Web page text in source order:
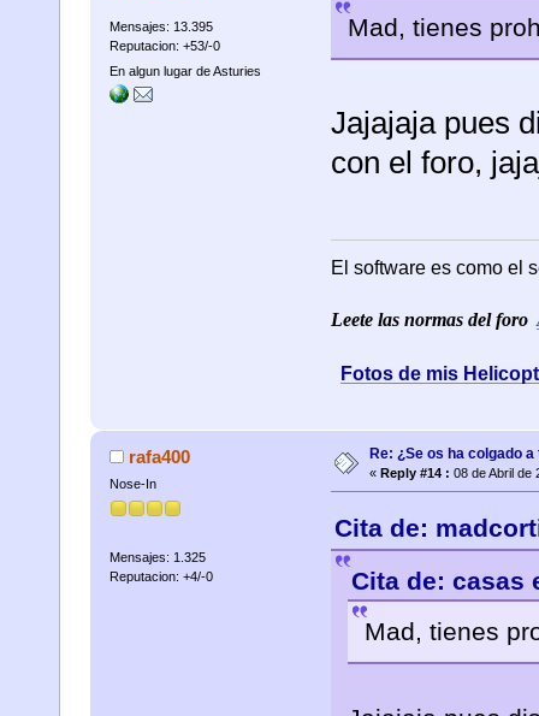
Mensajes: 13.395
Reputacion: +53/-0
En algun lugar de Asturies
Mad, tienes
Jajajaja pues
con el foro,
El software es como el
Leete las normas del foro
Fotos de mis
rafa400
Nose-In
Mensajes: 1.325
Reputacion: +4/-0
Re: ¿Se os ha colgado
« Reply #14 : 08 de Abril de
Cita de:
Cita de: casas
Mad, tienes